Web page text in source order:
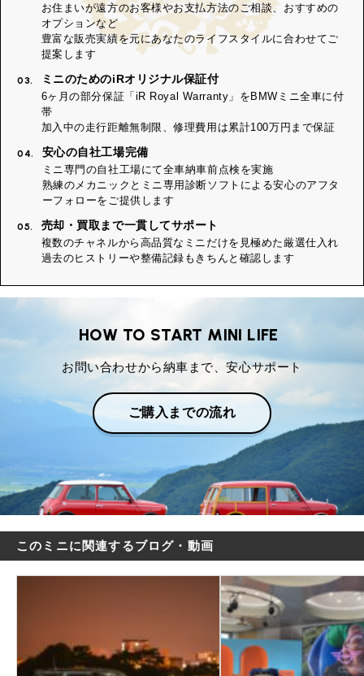
お住まいが遠方のお客様やお支払方法のご相談、おすすめの
オプションなど
豊富な販売実績を元にあなたのライフスタイルに合わせてご
提案します
03. ミニのためのiRオリジナル保証付
6ヶ月の部分保証「iR Royal Warranty」をBMWミニ全車に付
帯
加入中の走行距離無制限、修理費用は累計100万円まで保証
04. 安心の自社工場完備
ミニ専門の自社工場にて全車納車前点検を実施
熟練のメカニックとミニ専用診断ソフトによる安心のアフタ
ーフォローをご提供します
05. 売却・買取まで一貫してサポート
複数のチャネルから高品質なミニだけを見極めた厳選仕入れ
過去のヒストリーや整備記録もきちんと確認します
HOW TO START MINI LIFE
お問い合わせから納車まで、安心サポート
ご購入までの流れ
このミニに関連するブログ・動画